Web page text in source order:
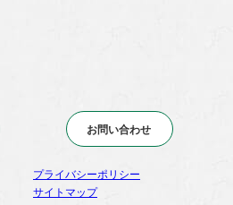
お問い合わせ
プライバシーポリシー
サイトマップ